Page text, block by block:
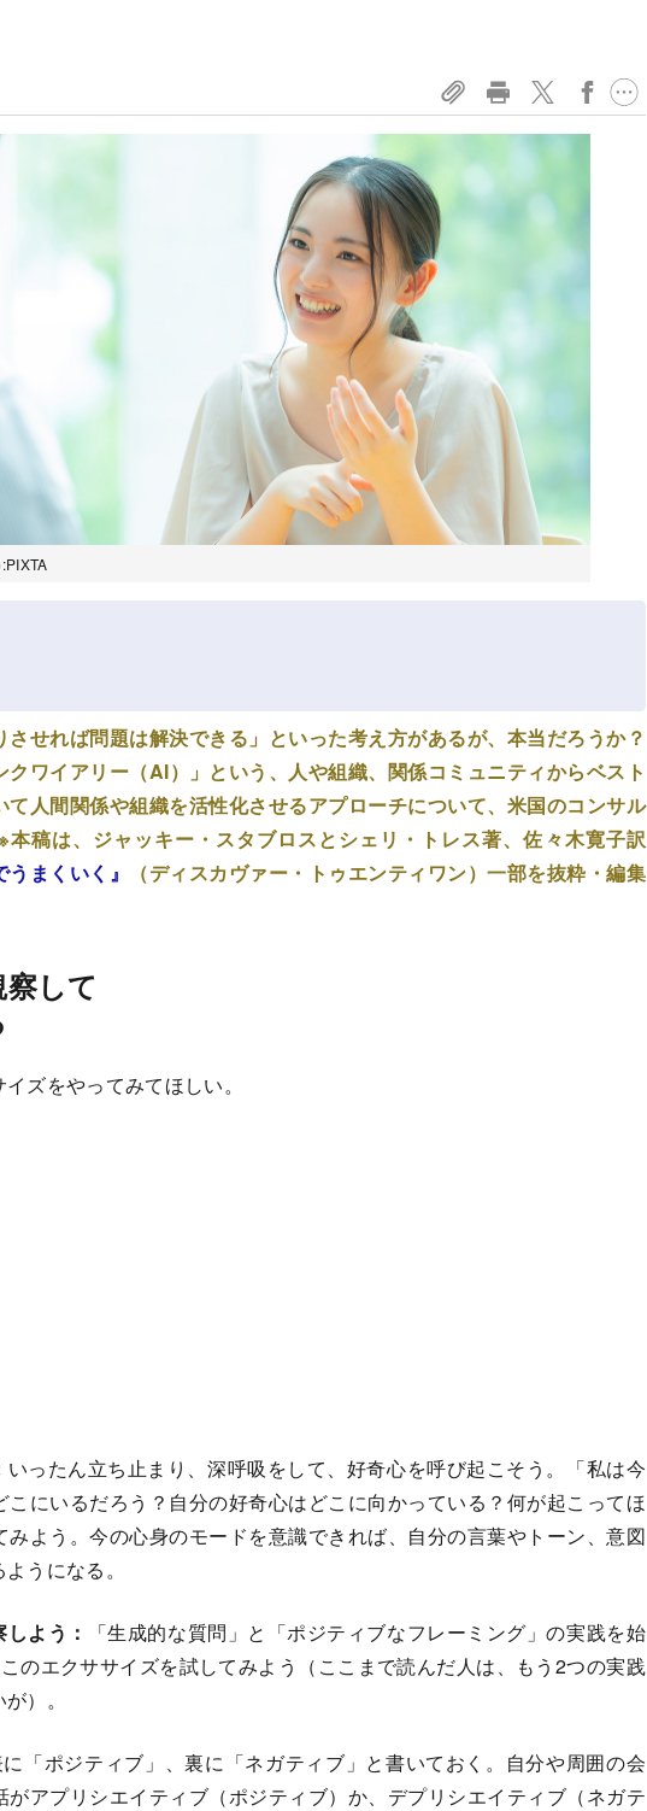
させれば問題は解決できる」といった考え方があるが、本当だろうか？
クワイアリー（AI）」という、人や組織、関係コミュニティからベスト
て人間関係や組織を活性化させるアプローチについて、米国のコンサル
稿は、ジャッキー・スタブロスとシェリ・トレス著、佐々木寛子訳
まくいく』
（ディスカヴァー・トゥエンティワン）一部を抜粋・編集
して
ズをやってみてほしい。
いったん立ち止まり、深呼吸をして、好奇心を呼び起こそう。「私は今
こにいるだろう？自分の好奇心はどこに向かっている？何が起こってほ
みよう。今の心身のモードを意識できれば、自分の言葉やトーン、意図
うになる。
よう：
「生成的な質問」と「ポジティブなフレーミング」の実践を始
のエクササイズを試してみよう（ここまで読んだ人は、もう2つの実践
）。
「ポジティブ」、裏に「ネガティブ」と書いておく。自分や周囲の会
アプリシエイティブ（ポジティブ）か、デプリシエイティブ（ネガテ